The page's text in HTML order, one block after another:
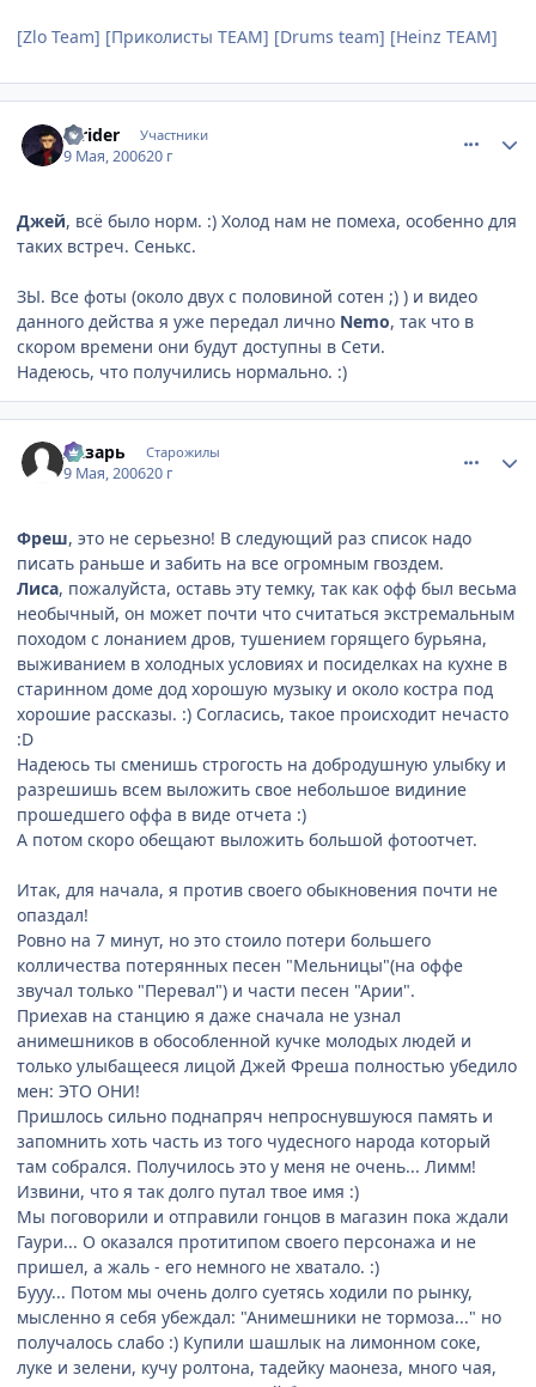
[Zlo Team] [Приколисты TEAM] [Drums team] [Heinz TEAM]
Strider Участники
9 Мая, 200620 г
Джей, всё было норм. :) Холод нам не помеха, особенно для
таких встреч. Сенькс.
ЗЫ. Все фоты (около двух с половиной сотен ;) ) и видео
данного действа я уже передал лично Nemo, так что в
скором времени они будут доступны в Сети.
Надеюсь, что получились нормально. :)
Лазарь Старожилы
9 Мая, 200620 г
Фреш, это не серьезно! В следующий раз список надо
писать раньше и забить на все огромным гвоздем.
Лиса, пожалуйста, оставь эту темку, так как офф был весьма
необычный, он может почти что считаться экстремальным
походом с лонанием дров, тушением горящего бурьяна,
выживанием в холодных условиях и посиделках на кухне в
старинном доме дод хорошую музыку и около костра под
хорошие рассказы. :) Согласись, такое происходит нечасто
:D
Надеюсь ты сменишь строгость на добродушную улыбку и
разрешишь всем выложить свое небольшое видиние
прошедшего оффа в виде отчета :)
А потом скоро обещают выложить большой фотоотчет.
Итак, для начала, я против своего обыкновения почти не
опаздал!
Ровно на 7 минут, но это стоило потери большего
колличества потерянных песен "Мельницы"(на оффе
звучал только "Перевал") и части песен "Арии".
Приехав на станцию я даже сначала не узнал
анимешников в обособленной кучке молодых людей и
только улыбащееся лицой Джей Фреша полностью убедило
мен: ЭТО ОНИ!
Пришлось сильно поднапряч непроснувшуюся память и
запомнить хоть часть из того чудесного народа который
там собрался. Получилось это у меня не очень... Лимм!
Извини, что я так долго путал твое имя :)
Мы поговорили и отправили гонцов в магазин пока ждали
Гаури... О оказался протитипом своего персонажа и не
пришел, а жаль - его немного не хватало. :)
Бууу... Потом мы очень долго суетясь ходили по рынку,
мысленно я себя убеждал: "Анимешники не тормоза..." но
получалось слабо :) Купили шашлык на лимонном соке,
луке и зелени, кучу ролтона, тадейку маонеза, много чая,